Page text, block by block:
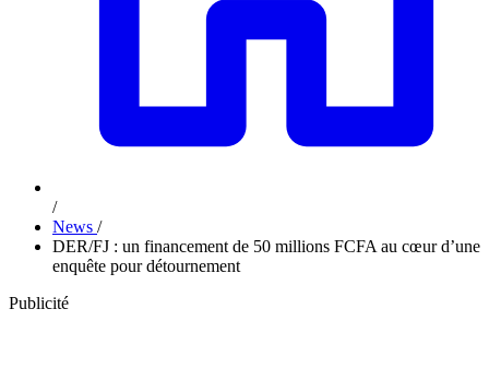
/
News /
DER/FJ : un financement de 50 millions FCFA au cœur d’une
enquête pour détournement
Publicité